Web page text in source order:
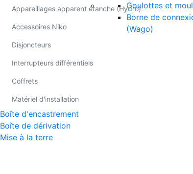
Appareillages apparent étanche (Hydro)
Accessoires Niko
Disjoncteurs
Interrupteurs différentiels
Coffrets
Matériel d'installation
Boîte d'encastrement
Boîte de dérivation
Mise à la terre
Goulottes et
Borne de
(Wago)